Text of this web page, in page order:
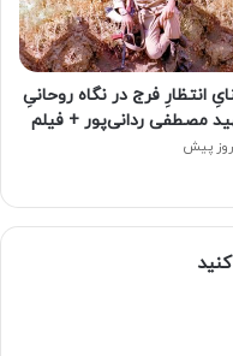
انتظارِ فرج در نگاه روحانیِ
مصطفی ردانی‌پور + فیلم